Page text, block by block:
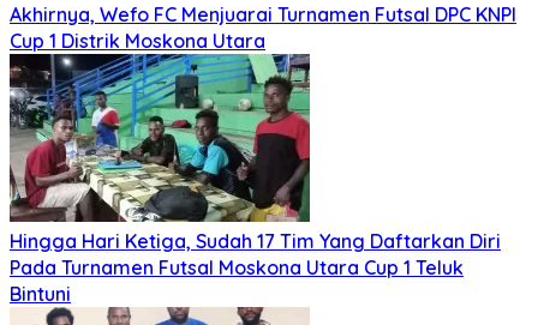
Akhirnya, Wefo FC Menjuarai Turnamen Futsal DPC KNPI
Cup 1 Distrik Moskona Utara
Hingga Hari Ketiga, Sudah 17 Tim Yang Daftarkan Diri
Pada Turnamen Futsal Moskona Utara Cup 1 Teluk
Bintuni